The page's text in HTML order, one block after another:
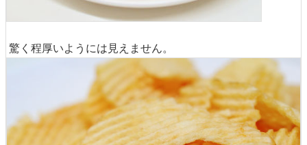
驚く程厚いようには見えません。